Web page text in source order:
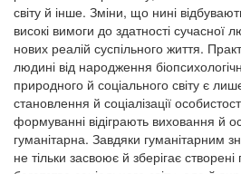
світу й інше. Зміни, що нині
високі вимоги до здатності сучасної
нових реалій суспільного життя.
людині від народження
природного й соціального світу є
становлення й соціалізації
формуванні відіграють виховання й
гуманітарна. Завдяки гуманітарним
не тільки засвоює й зберігає